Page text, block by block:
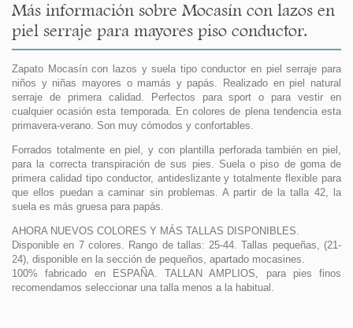
Más información sobre Mocasín con lazos en
piel serraje para mayores piso conductor.
Zapato Mocasín con lazos y suela tipo conductor en piel serraje para
niños y niñas mayores o mamás y papás. Realizado en piel natural
serraje de primera calidad. Perfectos para sport o para vestir en
cualquier ocasión esta temporada. En colores de plena tendencia esta
primavera-verano. Son muy cómodos y confortables.
Forrados totalmente en piel, y con plantilla perforada también en piel,
para la correcta transpiración de sus pies. Suela o piso de goma de
primera calidad tipo conductor, antideslizante y totalmente flexible para
que ellos puedan a caminar sin problemas. A partir de la talla 42, la
suela es más gruesa para papás.
AHORA NUEVOS COLORES Y MÁS TALLAS DISPONIBLES.
Disponible en 7 colores. Rango de tallas: 25-44. Tallas pequeñas, (21-
24), disponible en la sección de pequeños, apartado mocasines.
100% fabricado en ESPAÑA. TALLAN AMPLIOS, para pies finos
recomendamos seleccionar una talla menos a la habitual.